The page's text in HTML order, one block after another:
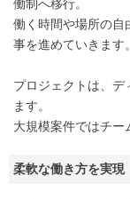
働制へ移行。
働く時間や場所の自
事を進めていきます。
プロジェクトは、デ
ます。
大規模案件ではチー
柔軟な働き方を実現